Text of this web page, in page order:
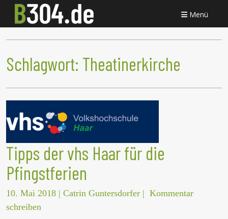
Menü
Schlagwort: Theatinerkirche
Tipps der vhs Haar für die
Pfingstferien
10. Mai 2018 | Catrin Guntersdorfer | Kommentar
schreiben